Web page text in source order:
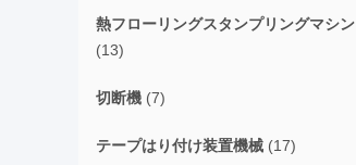
熱フローリングスタンプリングマシン
(13)
切断機 (7)
テープはり付け装置機械 (17)